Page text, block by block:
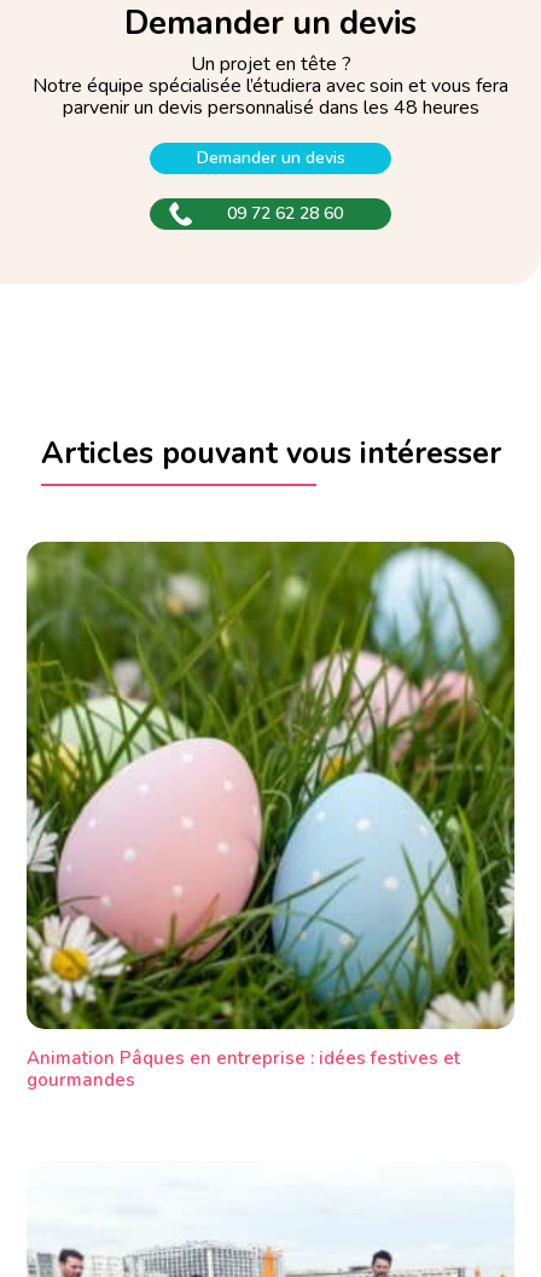
Demander un devis
Un projet en tête ?
Notre équipe spécialisée l’étudiera avec soin et vous fera
parvenir un devis personnalisé dans les 48 heures
Demander un devis
09 72 62 28 60
Articles pouvant vous intéresser
Animation Pâques en entreprise : idées festives et
gourmandes